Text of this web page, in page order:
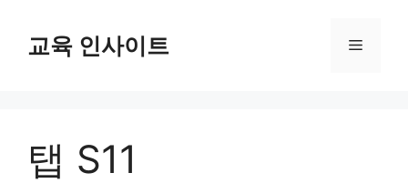
교육 인사이트 메
탭 S11